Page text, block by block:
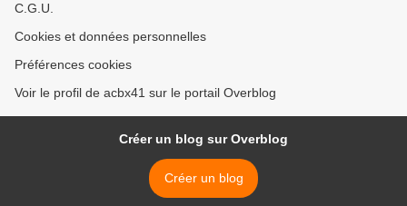
C.G.U.
Cookies et données personnelles
Préférences cookies
Voir le profil de acbx41 sur le portail Overblog
Créer un blog sur Overblog
Créer un blog